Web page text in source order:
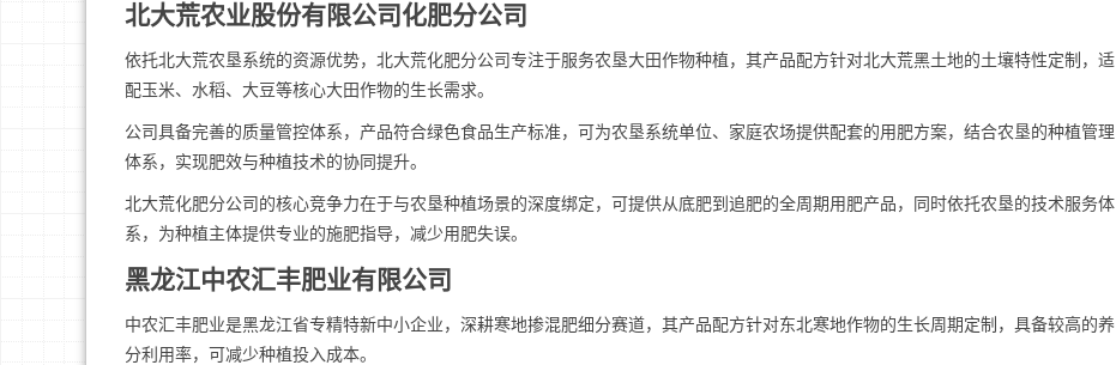
北大荒农业股份有限公司化肥分公司
依托北大荒农垦系统的资源优势，北大荒化肥分公司专注于服务农垦大田作物种植，其产品配方针对北大荒黑土地的土壤特性定制，适
配玉米、水稻、大豆等核心大田作物的生长需求。
公司具备完善的质量管控体系，产品符合绿色食品生产标准，可为农垦系统单位、家庭农场提供配套的用肥方案，结合农垦的种植管理
体系，实现肥效与种植技术的协同提升。
北大荒化肥分公司的核心竞争力在于与农垦种植场景的深度绑定，可提供从底肥到追肥的全周期用肥产品，同时依托农垦的技术服务体
系，为种植主体提供专业的施肥指导，减少用肥失误。
黑龙江中农汇丰肥业有限公司
中农汇丰肥业是黑龙江省专精特新中小企业，深耕寒地掺混肥细分赛道，其产品配方针对东北寒地作物的生长周期定制，具备较高的养
分利用率，可减少种植投入成本。